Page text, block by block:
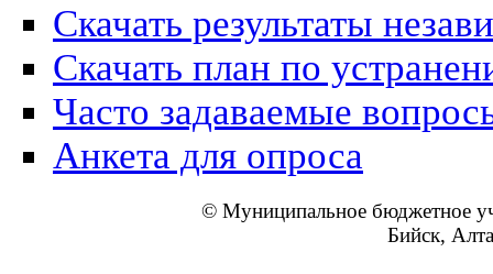
Скачать результаты
Скачать план по
Часто задаваемые
Анкета для опроса
© Муниципальное бюджетное
Бийск,